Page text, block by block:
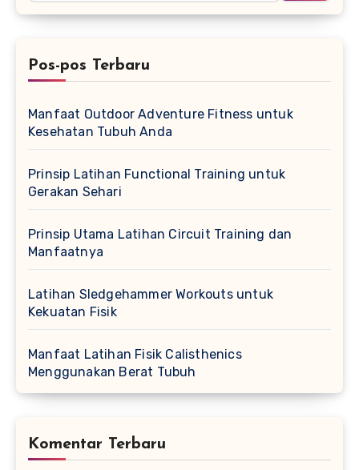
Pos-pos Terbaru
Manfaat Outdoor Adventure Fitness untuk
Kesehatan Tubuh Anda
Prinsip Latihan Functional Training untuk
Gerakan Sehari
Prinsip Utama Latihan Circuit Training dan
Manfaatnya
Latihan Sledgehammer Workouts untuk
Kekuatan Fisik
Manfaat Latihan Fisik Calisthenics
Menggunakan Berat Tubuh
Komentar Terbaru